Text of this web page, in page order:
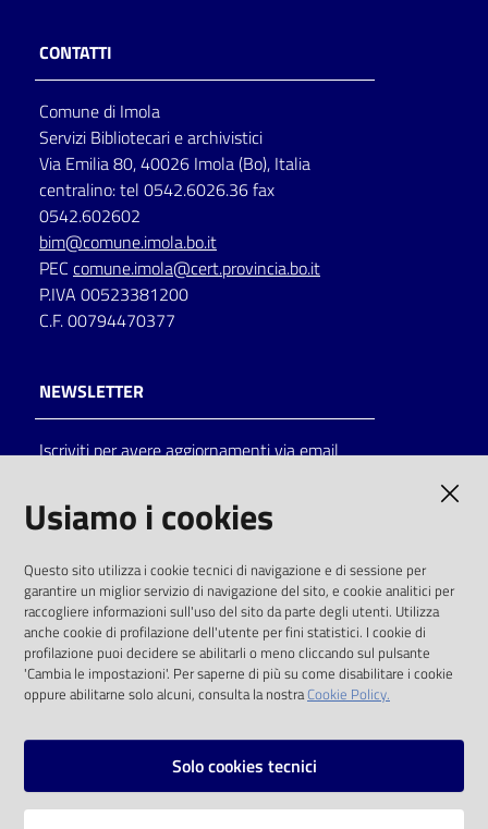
bibliotecario
Avvisi
Orari
CONTATTI
Comune di Imola
Servizi Bibliotecari e archivistici
Via Emilia 80, 40026 Imola (Bo), Italia
centralino: tel 0542.6026.36 fax
0542.602602
bim@comune.imola.bo.it
PEC comune.imola@cert.provincia.bo.it
P.IVA 00523381200
C.F. 00794470377
NEWSLETTER
Iscriviti per avere aggiornamenti via email
solo alle condizioni previste dalla direttiva
comunitaria 2003/98/CE e dal d.lgs. 36/2006
SOCIAL
Instagram
Usiamo i cookies
Questo sito utilizza i cookie tecnici di navigazione e di sessione per
garantire un miglior servizio di navigazione del sito, e cookie analitici per
raccogliere informazioni sull'uso del sito da parte degli utenti. Utilizza
anche cookie di profilazione dell'utente per fini statistici. I cookie di
profilazione puoi decidere se abilitarli o meno cliccando sul pulsante
'Cambia le impostazioni'. Per saperne di più su come disabilitare i cookie
oppure abilitarne solo alcuni, consulta la nostraCookie Policy.
Solo cookies tecnici